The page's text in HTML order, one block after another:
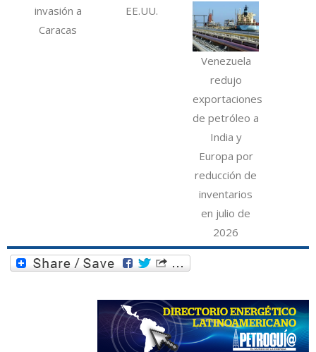
invasión a
Caracas
EE.UU.
Venezuela
redujo
exportaciones
de petróleo a
India y
Europa por
reducción de
inventarios
en julio de
2026